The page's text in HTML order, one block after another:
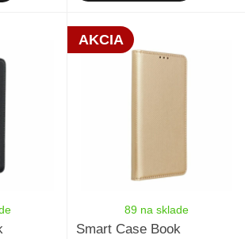
AKCIA
89 na sklade
Smart Case Book